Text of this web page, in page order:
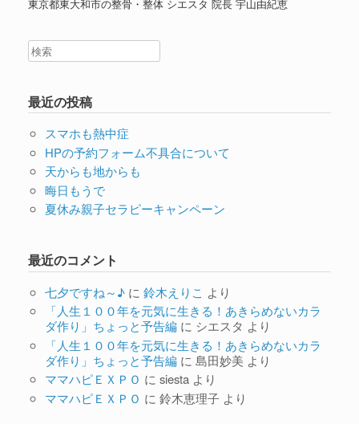
東京都東大和市の整骨・整体 シエスタ 院長 宇山由紀恵
最近の投稿
スマホも熱中症
HPの予約フォーム不具合について
天からも地からも
晦日もうで
夏休み親子セラピーキャンペーン
最近のコメント
七夕ですね～♪に 鈴木えりこ より
「人生１００年を元気に生きる！あきらめないカラ
ダ作り」ちょっと予告編に シエスタ より
「人生１００年を元気に生きる！あきらめないカラ
ダ作り」ちょっと予告編に 島田妙美 より
ママハピＥＸＰＯ に siestaより
ママハピＥＸＰＯ に 鈴木恵理子より